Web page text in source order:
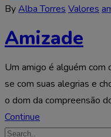
ByAlba Torres Valores
Amizade
Um amigo é alguém com
se com suas alegrias e
o dom da compreensão
Continue